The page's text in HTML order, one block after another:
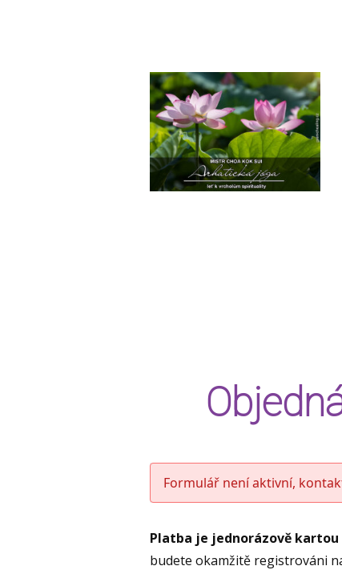
Formulář není aktivní,
Platba je jednorázově
budete okamžitě registrováni